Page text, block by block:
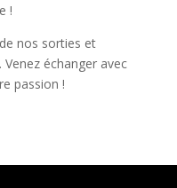
!
nos sorties et
échanger avec
passion !